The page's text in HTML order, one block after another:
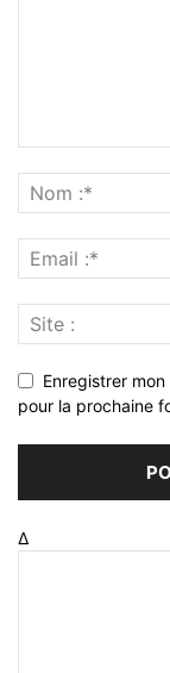
Enregistrer
pour la prochaine
Δ